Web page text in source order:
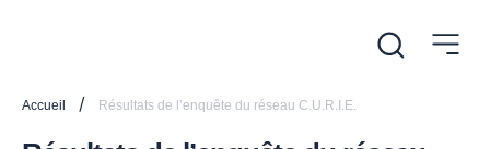
Accueil / Résultats de l’enquête du réseau C.U.R.I.E.